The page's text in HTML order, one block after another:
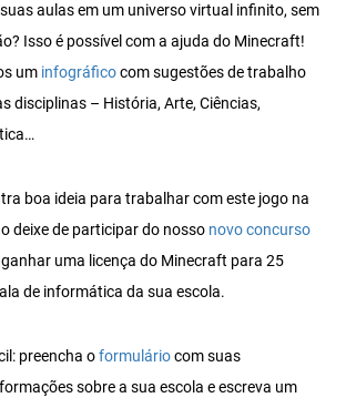
aulas em um universo virtual infinito, sem
Isso é possível com a ajuda do Minecraft!
um infográficocom sugestões de trabalho
disciplinas – História, Arte, Ciências,
boa ideia para trabalhar com este jogo na
deixe de participar do nosso novo concurso
ganhar uma licença do Minecraft para 25
de informática da sua escola.
preencha oformuláriocom suas
sobre a sua escola e escreva um